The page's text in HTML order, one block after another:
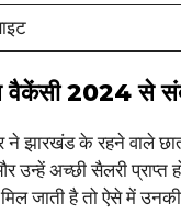
2024 से
झारखंड के रहने वाले
उन्हें अच्छी सैलरी
मिल जाती है तो ऐसे में